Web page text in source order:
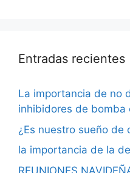
Entradas recientes
La importancia de no
inhibidores de bomba
¿Es nuestro sueño de
la importancia de la
REUNIONES